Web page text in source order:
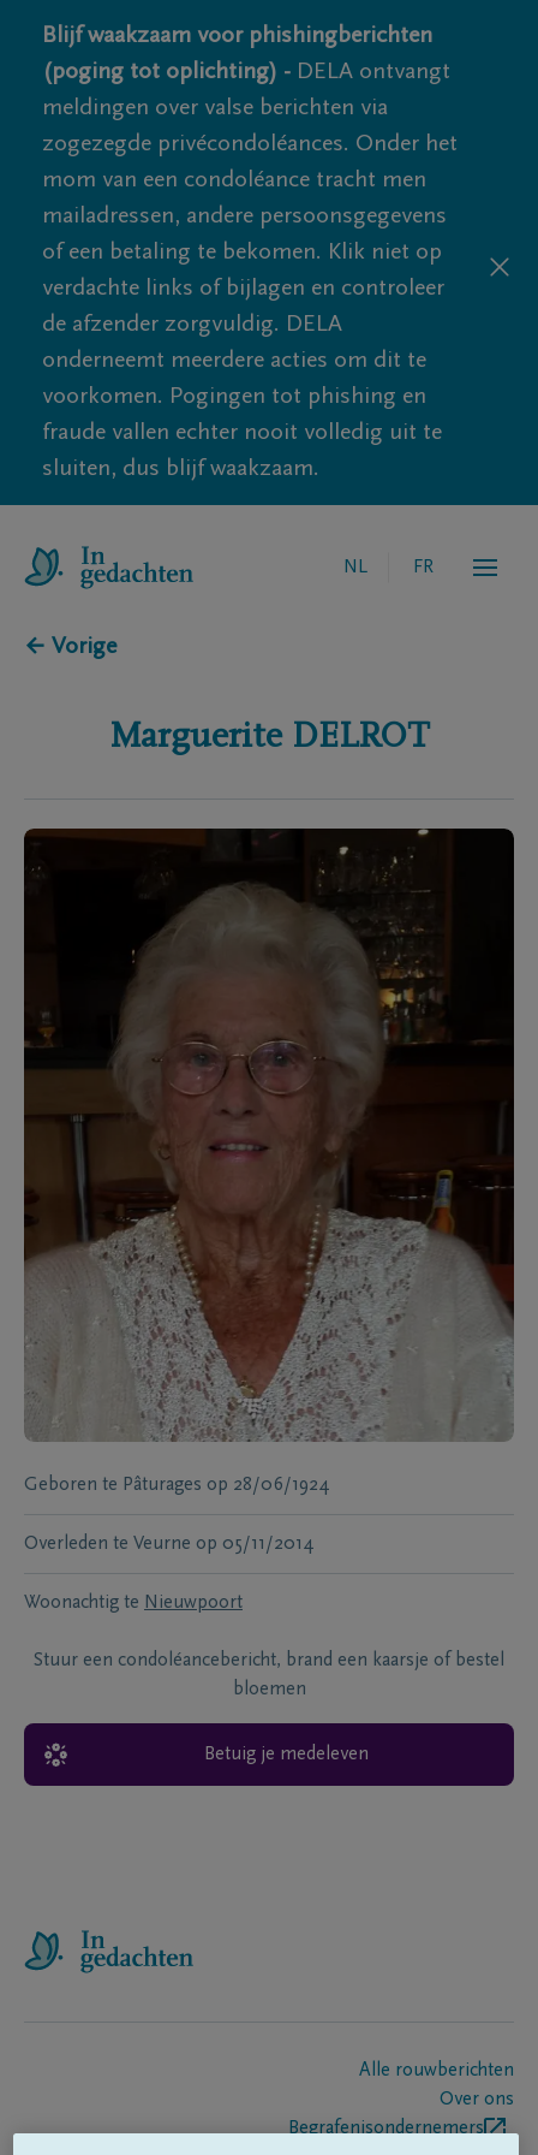
Blijf waakzaam voor phishingberichten
(poging tot oplichting) - DELA ontvangt
meldingen over valse berichten via
zogezegde privécondoléances. Onder het
mom van een condoléance tracht men
mailadressen, andere persoonsgegevens
of een betaling te bekomen. Klik niet op
verdachte links of bijlagen en controleer
de afzender zorgvuldig. DELA
onderneemt meerdere acties om dit te
voorkomen. Pogingen tot phishing en
fraude vallen echter nooit volledig uit te
sluiten, dus blijf waakzaam.
NL FR
← Vorige
Marguerite DELROT
Geboren te Pâturages op 28/06/1924
Overleden te Veurne op 05/11/2014
Woonachtig te Nieuwpoort
Stuur een condoléancebericht, brand een kaarsje of bestel
bloemen
Betuig je medeleven
Alle rouwberichten
Over ons
Begrafenisondernemers